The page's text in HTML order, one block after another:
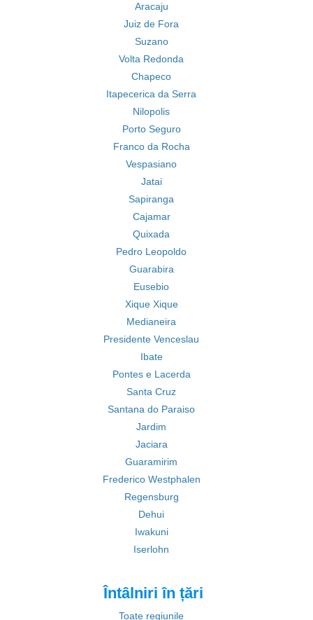
Aracaju
Juiz de Fora
Suzano
Volta Redonda
Chapeco
Itapecerica da Serra
Nilopolis
Porto Seguro
Franco da Rocha
Vespasiano
Jatai
Sapiranga
Cajamar
Quixada
Pedro Leopoldo
Guarabira
Eusebio
Xique Xique
Medianeira
Presidente Venceslau
Ibate
Pontes e Lacerda
Santa Cruz
Santana do Paraiso
Jardim
Jaciara
Guaramirim
Frederico Westphalen
Regensburg
Dehui
Iwakuni
Iserlohn
Întâlniri în țări
Toate regiunile